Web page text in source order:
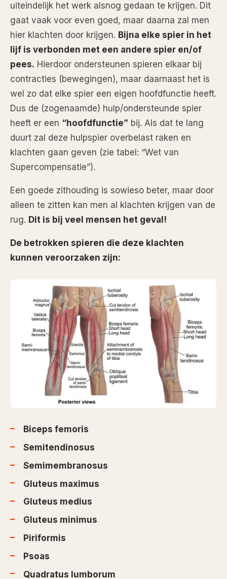
uiteindelijk het werk alsnog gedaan te krijgen. Dit
gaat vaak voor even goed, maar daarna zal men
hier klachten door krijgen. Bijna elke spier in het
lijf is verbonden met een andere spier en/of
pees. Hierdoor ondersteunen spieren elkaar bij
contracties (bewegingen), maar daarnaast het is
wel zo dat elke spier een eigen hoofdfunctie heeft.
Dus de (zogenaamde) hulp/ondersteunde spier
heeft er een “hoofdfunctie” bij. Als dat te lang
duurt zal deze hulpspier overbelast raken en
klachten gaan geven (zie tabel: “Wet van
Supercompensatie”).
Een goede zithouding is sowieso beter, maar door
alleen te zitten kan men al klachten krijgen van de
rug. Dit is bij veel mensen het geval!
De betrokken spieren die deze klachten
kunnen veroorzaken zijn:
Biceps femoris
Semitendinosus
Semimembranosus
Gluteus maximus
Gluteus medius
Gluteus minimus
Piriformis
Psoas
Quadratus lumborum